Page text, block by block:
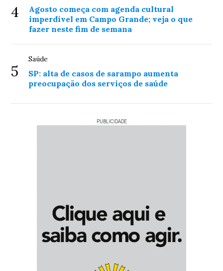
4
Agosto começa com agenda cultural
imperdível em Campo Grande; veja o que
fazer neste fim de semana
5
Saúde
SP: alta de casos de sarampo aumenta
preocupação dos serviços de saúde
PUBLICIDADE